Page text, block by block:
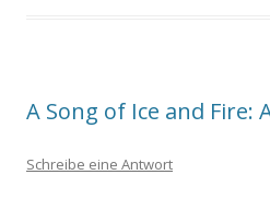
A Song of Ice and Fire:
Schreibe eine Antwort